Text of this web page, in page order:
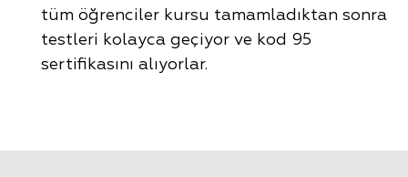
tüm öğrenciler kursu tamamladıktan sonra
testleri kolayca geçiyor ve kod 95
sertifikasını alıyorlar.